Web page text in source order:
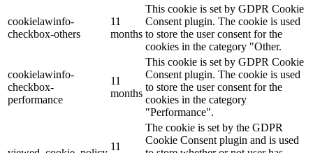
cookielawinfo-
checkbox-others
11
months
This cookie is set by GDPR Cookie
Consent plugin. The cookie is used
to store the user consent for the
cookies in the category "Other.
cookielawinfo-
checkbox-
performance
11
months
This cookie is set by GDPR Cookie
Consent plugin. The cookie is used
to store the user consent for the
cookies in the category
"Performance".
11
The cookie is set by the GDPR
Cookie Consent plugin and is used